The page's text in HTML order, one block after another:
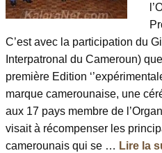
C’est avec la participation du
Interpatronal du Cameroun)
première Edition
marque camerounaise, une
aux 17 pays membre de
visait à récompenser les
camerounais qui se … Lire la